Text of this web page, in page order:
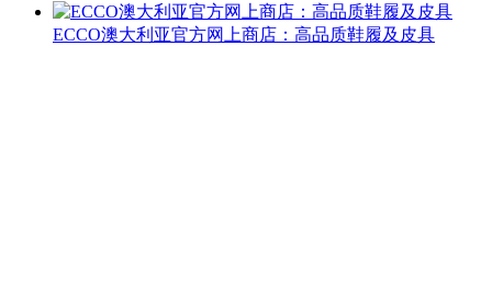
ECCO澳大利亚官方网上商店：高品质鞋履及皮具